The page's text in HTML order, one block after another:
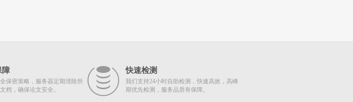
障
保密策略，服务器定期清除所
档，确保论文安全。
快速检测
我们支持24小时自助检测，快速高效，高峰
期优先检测，服务品质有保障。